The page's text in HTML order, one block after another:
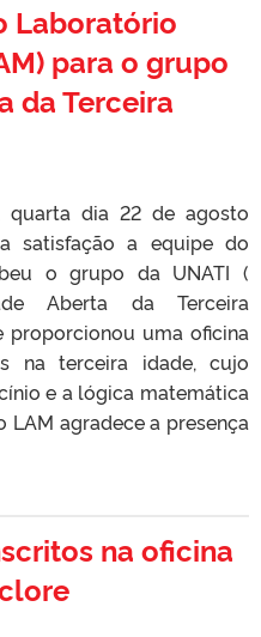
Laboratório
para o grupo
da Terceira
quarta dia 22 de agosto
satisfação a equipe do
o grupo da UNATI (
Aberta da Terceira
proporcionou uma oficina
na terceira idade, cujo
e a lógica matemática
LAM agradece a presença
na oficina